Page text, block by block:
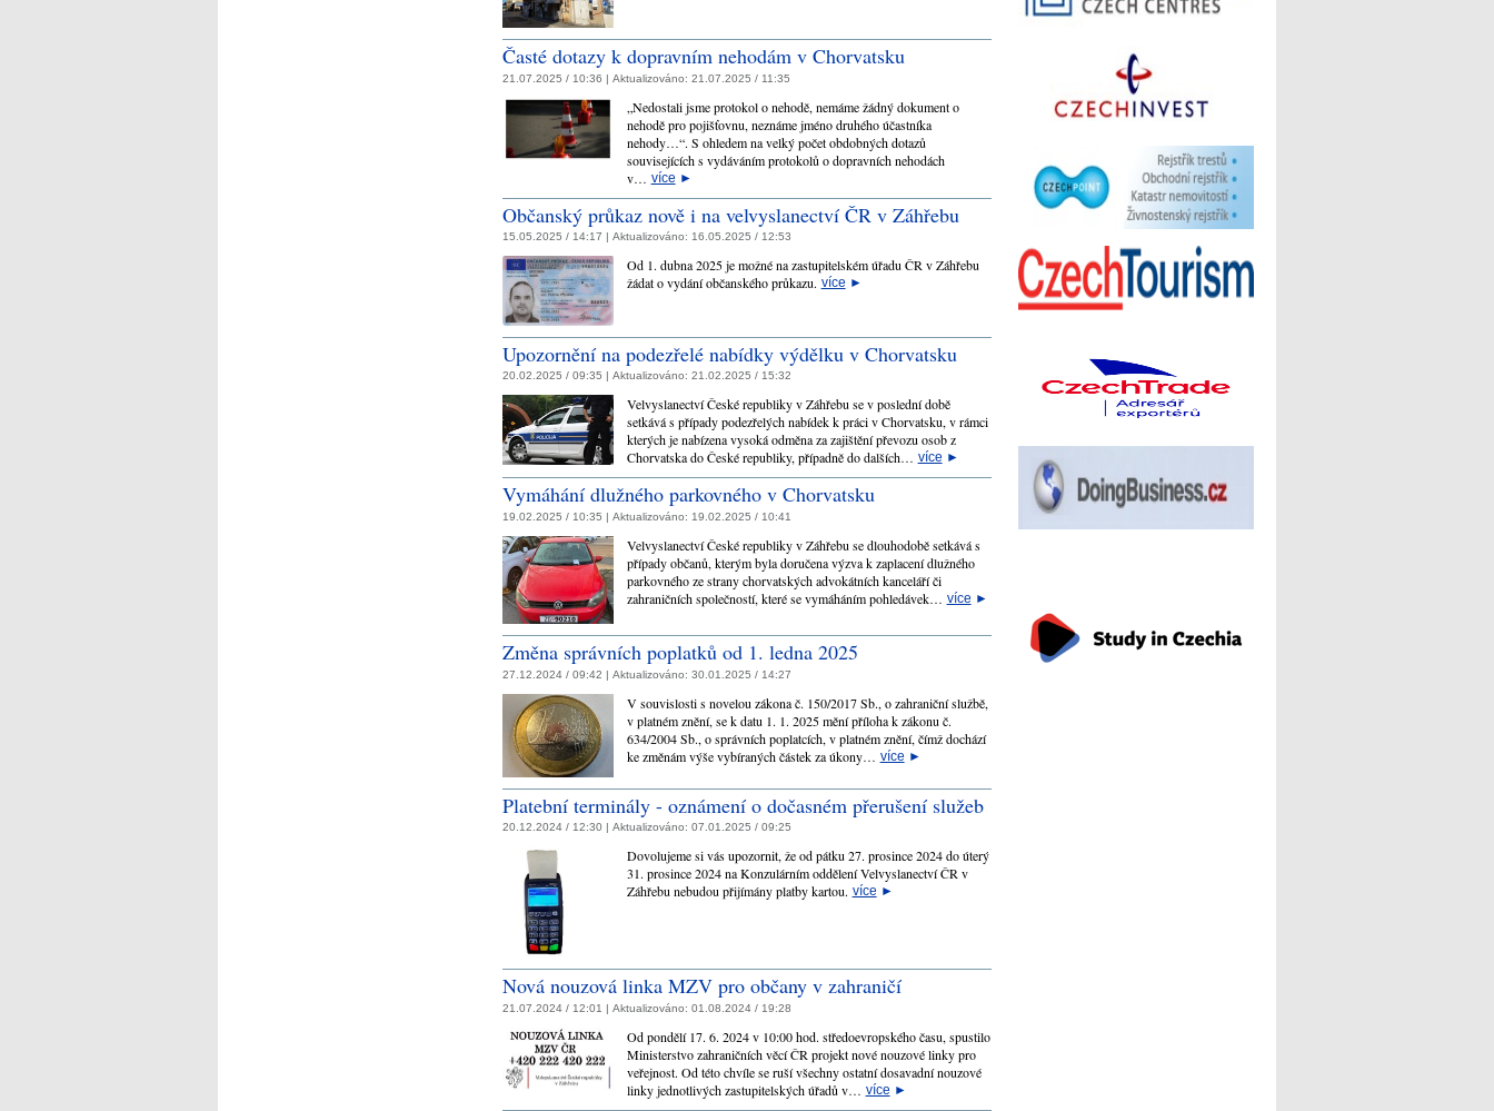
Časté dotazy k dopravním nehodám v Chorvatsku
21.07.2025 / 10:36 | Aktualizováno: 21.07.2025 / 11:35
„Nedostali jsme protokol o nehodě, nemáme žádný dokument o
nehodě pro pojišťovnu, neznáme jméno druhého účastníka
nehody…“. S ohledem na velký počet obdobných dotazů
souvisejících s vydáváním protokolů o dopravních nehodách
v… více ►
Občanský průkaz nově i na velvyslanectví ČR v Záhřebu
15.05.2025 / 14:17 | Aktualizováno: 16.05.2025 / 12:53
Od 1. dubna 2025 je možné na zastupitelském úřadu ČR v Záhřebu
žádat o vydání občanského průkazu. více ►
Upozornění na podezřelé nabídky výdělku v Chorvatsku
20.02.2025 / 09:35 | Aktualizováno: 21.02.2025 / 15:32
Velvyslanectví České republiky v Záhřebu se v poslední době
setkává s případy podezřelých nabídek k práci v Chorvatsku, v rámci
kterých je nabízena vysoká odměna za zajištění převozu osob z
Chorvatska do České republiky, případně do dalších… více ►
Vymáhání dlužného parkovného v Chorvatsku
19.02.2025 / 10:35 | Aktualizováno: 19.02.2025 / 10:41
Velvyslanectví České republiky v Záhřebu se dlouhodobě setkává s
případy občanů, kterým byla doručena výzva k zaplacení dlužného
parkovného ze strany chorvatských advokátních kanceláří či
zahraničních společností, které se vymáháním pohledávek… více ►
Změna správních poplatků od 1. ledna 2025
27.12.2024 / 09:42 | Aktualizováno: 30.01.2025 / 14:27
V souvislosti s novelou zákona č. 150/2017 Sb., o zahraniční službě,
v platném znění, se k datu 1. 1. 2025 mění příloha k zákonu č.
634/2004 Sb., o správních poplatcích, v platném znění, čímž dochází
ke změnám výše vybíraných částek za úkony… více ►
Platební terminály - oznámení o dočasném přerušení služeb
20.12.2024 / 12:30 | Aktualizováno: 07.01.2025 / 09:25
Dovolujeme si vás upozornit, že od pátku 27. prosince 2024 do úterý
31. prosince 2024 na Konzulárním oddělení Velvyslanectví ČR v
Záhřebu nebudou přijímány platby kartou. více ►
Nová nouzová linka MZV pro občany v zahraničí
21.07.2024 / 12:01 | Aktualizováno: 01.08.2024 / 19:28
Od pondělí 17. 6. 2024 v 10:00 hod. středoevropského času, spustilo
Ministerstvo zahraničních věcí ČR projekt nové nouzové linky pro
veřejnost. Od této chvíle se ruší všechny ostatní dosavadní nouzové
linky jednotlivých zastupitelských úřadů v… více ►